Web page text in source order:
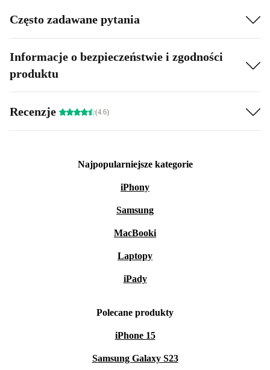
Często zadawane pytania
Informacje o bezpieczeństwie i zgodności
produktu
Recenzje (4.6)
Najpopularniejsze kategorie
iPhony
Samsung
MacBooki
Laptopy
iPady
Polecane produkty
iPhone 15
Samsung Galaxy S23